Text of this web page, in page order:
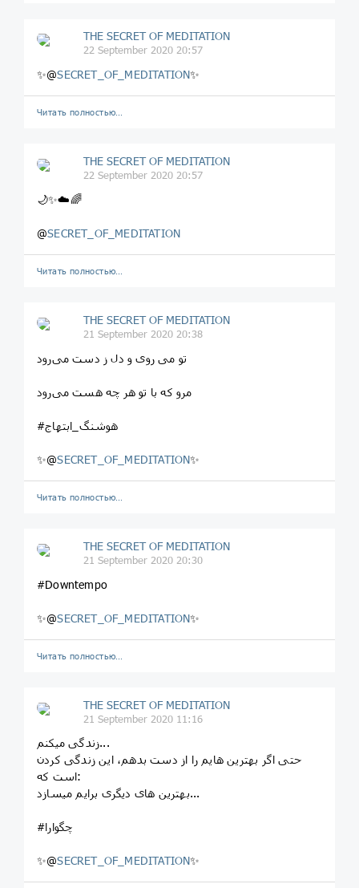
THE SECRET OF MEDITATION
22 September 2020 20:57
✨@SECRET_OF_MEDITATION✨
Читать полностью…
THE SECRET OF MEDITATION
22 September 2020 20:57
🌙✨☁️🌈
@SECRET_OF_MEDITATION
Читать полностью…
THE SECRET OF MEDITATION
21 September 2020 20:38
تو می روی و دل ز دست می‌رود
مرو که با تو هر چه هست می‌رود
#هوشنگ_ابتهاج
✨@SECRET_OF_MEDITATION✨
Читать полностью…
THE SECRET OF MEDITATION
21 September 2020 20:30
#Downtempo
✨@SECRET_OF_MEDITATION✨
Читать полностью…
THE SECRET OF MEDITATION
21 September 2020 11:16
زندگی میکنم...
حتی اگر بهترین هایم را از دست بدهم، این زندگی کردن
است که:
بهترین های دیگری برایم میسازد...
#چگوارا
✨@SECRET_OF_MEDITATION✨